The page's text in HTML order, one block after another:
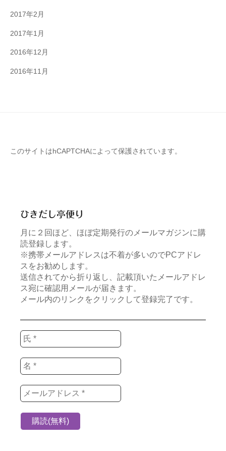
2017年2月
2017年1月
2016年12月
2016年11月
このサイトはhCAPTCHAによって保護されています。
ひきだし亭便り
月に２回ほど、ほぼ定期発行のメールマガジンに購
読登録します。
※携帯メールアドレスは不着が多いのでPCアドレ
スをお勧めします。
送信されてから折り返し、記載頂いたメールアドレ
ス宛に確認用メールが届きます。
メール内のリンクをクリックして登録完了です。